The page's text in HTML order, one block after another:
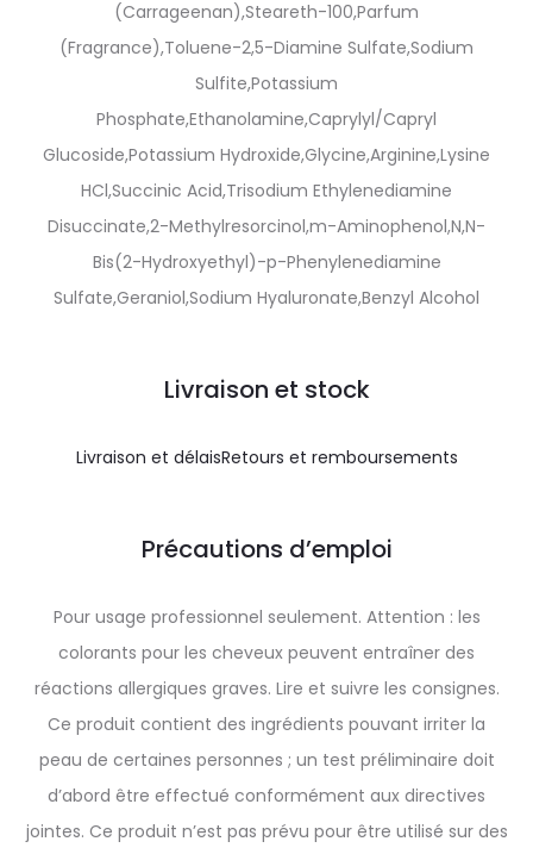
(Carrageenan),Steareth-100,Parfum
(Fragrance),Toluene-2,5-Diamine Sulfate,Sodium
Sulfite,Potassium
Phosphate,Ethanolamine,Caprylyl/Capryl
Glucoside,Potassium Hydroxide,Glycine,Arginine,Lysine
HCl,Succinic Acid,Trisodium Ethylenediamine
Disuccinate,2-Methylresorcinol,m-Aminophenol,N,N-
Bis(2-Hydroxyethyl)-p-Phenylenediamine
Sulfate,Geraniol,Sodium Hyaluronate,Benzyl Alcohol
Livraison et stock
Livraison et délaisRetours et remboursements
Précautions d’emploi
Pour usage professionnel seulement. Attention : les
colorants pour les cheveux peuvent entraîner des
réactions allergiques graves. Lire et suivre les consignes.
Ce produit contient des ingrédients pouvant irriter la
peau de certaines personnes ; un test préliminaire doit
d’abord être effectué conformément aux directives
jointes. Ce produit n’est pas prévu pour être utilisé sur des